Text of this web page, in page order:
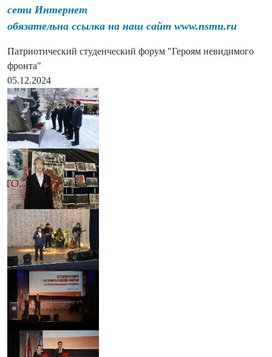
сети Интернет
обязательна ссылка на наш сайт www.nsmu.ru
Патриотический студенческий форум "Героям невидимого
фронта"
05.12.2024